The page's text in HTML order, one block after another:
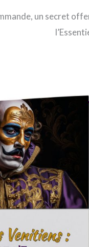
un secret